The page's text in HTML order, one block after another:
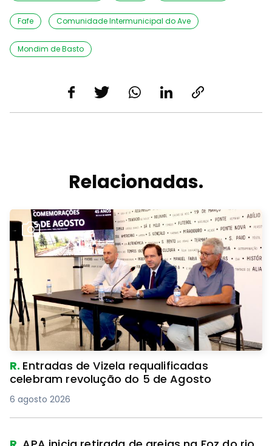
Fafe Comunidade Intermunicipal do Ave
Mondim de Basto
Relacionadas.
R. Entradas de Vizela requalificadas
celebram revolução do 5 de Agosto
6 agosto 2026